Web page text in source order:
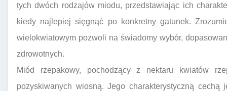
tych dwóch rodzajów miodu, przedstawiając ich
kiedy najlepiej sięgnąć po konkretny gatunek.
wielokwiatowym pozwoli na świadomy wybór,
zdrowotnych.
Miód rzepakowy, pochodzący z nektaru kwiatów
pozyskiwanych wiosną. Jego charakterystyczną cechą